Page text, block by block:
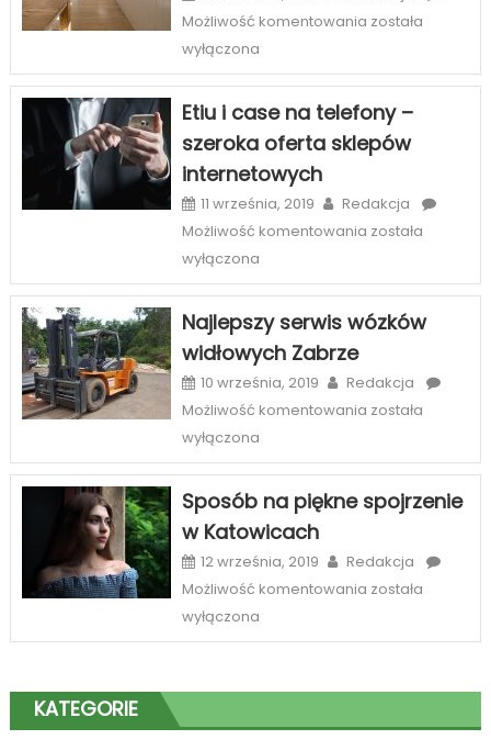
Szczecinie
Możliwość komentowania Kasetony
–
sposób
na
została
wyłączona
Etiu i case na telefony –
szeroka oferta sklepów
internetowych
11 września, 2019
Redakcja
Możliwość komentowania Etiu
case
telefony
szeroka
oferta
została
wyłączona
Najlepszy serwis wózków
widłowych Zabrze
10 września, 2019
Redakcja
Możliwość komentowania Najlepszy
wózków
Zabrze
została
wyłączona
Sposób na piękne spojrzenie
w Katowicach
12 września, 2019
Redakcja
Możliwość komentowania Sposób
piękne
w
została
wyłączona
KATEGORIE